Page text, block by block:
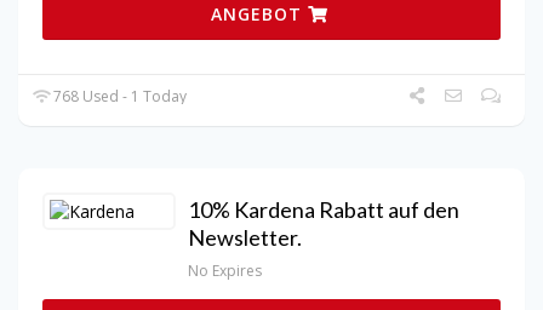
ANGEBOT
768 Used - 1 Today
10% Kardena Rabatt auf den
Newsletter.
No Expires